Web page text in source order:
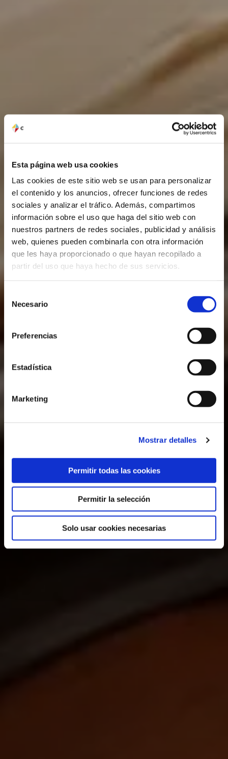
Esta página web usa cookies
Las cookies de este sitio web se usan para personalizar
el contenido y los anuncios, ofrecer funciones de redes
sociales y analizar el tráfico. Además, compartimos
información sobre el uso que haga del sitio web con
nuestros partners de redes sociales, publicidad y análisis
web, quienes pueden combinarla con otra información
que les haya proporcionado o que hayan recopilado a
partir del uso que haya hecho de sus servicios.
Necesario
Preferencias
Estadística
Marketing
Mostrar detalles
Permitir todas las cookies
Permitir la selección
Solo usar cookies necesarias
Gama de
Marrones
Colortec